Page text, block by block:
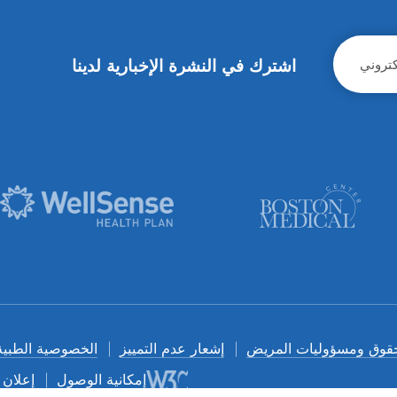
اشترك في النشرة الإخبارية لدينا
الخصوصية إشعار عدم التمييز
ومسؤوليات المريض
إمكانية الوصول